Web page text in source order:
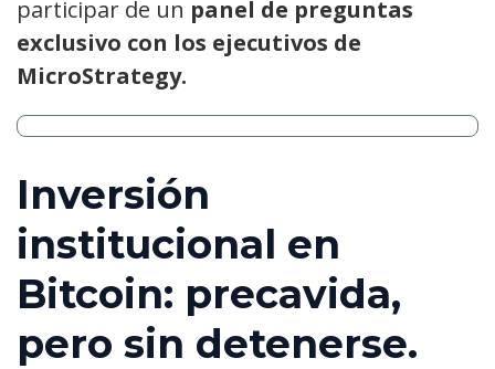
participar de un panel de preguntas
exclusivo con los ejecutivos de
MicroStrategy.
Inversión
institucional en
Bitcoin: precavida,
pero sin detenerse.